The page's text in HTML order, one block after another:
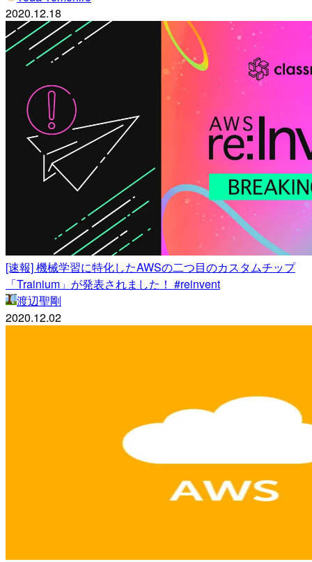
2020.12.18
[速報] 機械学習に特化したAWSの二つ目のカスタムチップ
「Trainium」が発表されました！ #reinvent
渡辺聖剛
2020.12.02